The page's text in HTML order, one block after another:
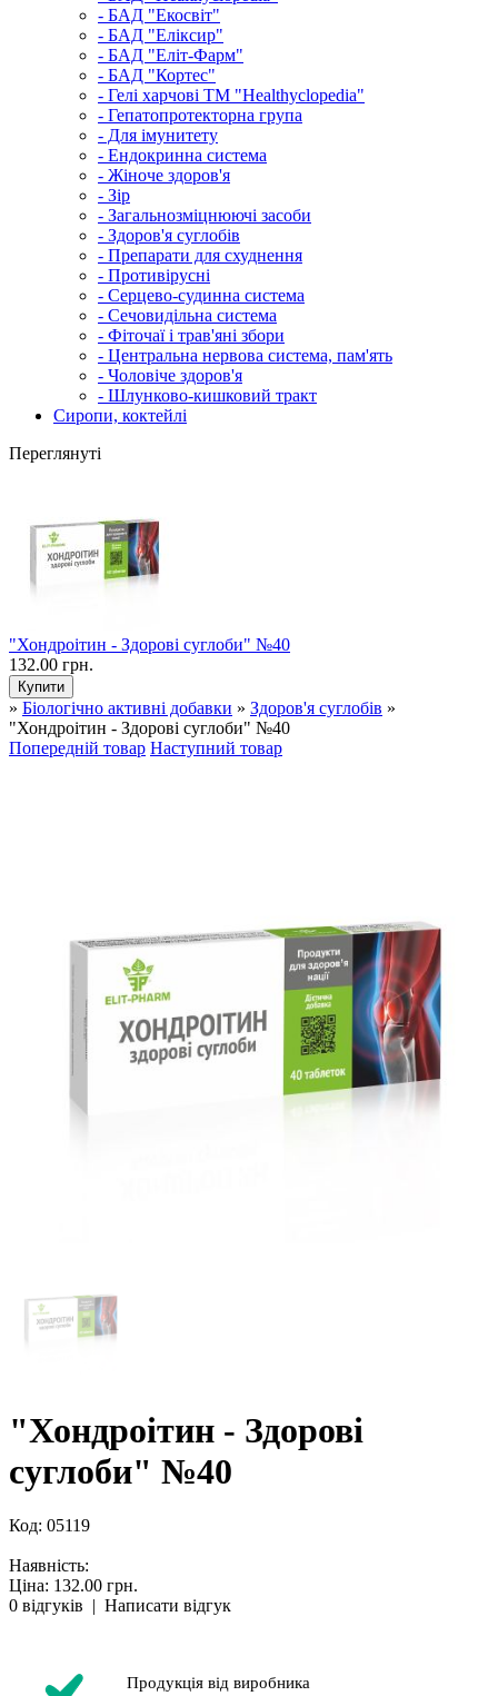
- БАД "Екосвіт"
- БАД "Еліксир"
- БАД "Еліт-Фарм"
- БАД "Кортес"
- Гелі харчові ТМ "Healthyclopedia"
- Гепатопротекторна група
- Для імунитету
- Ендокринна система
- Жіноче здоров'я
- Зір
- Загальнозміцнюючі засоби
- Здоров'я суглобів
- Препарати для схуднення
- Противірусні
- Серцево-судинна система
- Сечовидільна система
- Фіточаї і трав'яні збори
- Центральна нервова система, пам'ять
- Чоловіче здоров'я
- Шлунково-кишковий тракт
Сиропи, коктейлі
Переглянуті
"Хондроітин - Здорові суглоби" №40
132.00 грн.
» Біологічно активні добавки » Здоров'я суглобів »
"Хондроітин - Здорові суглоби" №40
Попередній товар Наступний товар
"Хондроітин - Здорові
суглоби" №40
Код: 05119
Наявність:
Ціна: 132.00 грн.
0 відгуків | Написати відгук
Продукція від виробника